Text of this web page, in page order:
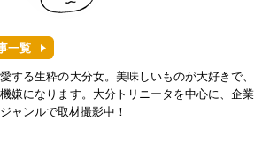
一覧
する生粋の大分女。美味しいものが大好きで、
嫌になります。大分トリニータを中心に、企業
ャンルで取材撮影中！